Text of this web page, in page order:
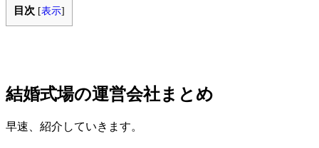
目次 [表示]
結婚式場の運営会社まとめ
早速、紹介していきます。